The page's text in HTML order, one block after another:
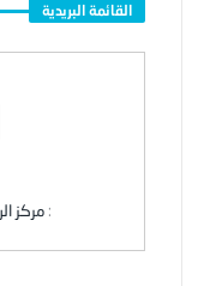
القائمة البريدية
:مركز